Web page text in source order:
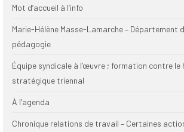
SCCUQ@
Mot d’accueil à l’info
Marie-Hélène Masse-Lamarche – Département
pédagogie
Équipe syndicale à l’œuvre ; formation contre
stratégique triennal
À l’agenda
Chronique relations de travail – Certaines